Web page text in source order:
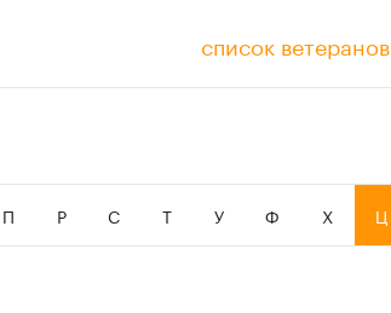
список ветеранов
П Р С Т У Ф Х Ц